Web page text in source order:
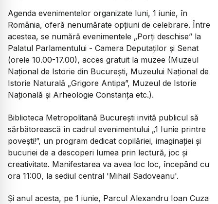
Agenda evenimentelor organizate luni, 1 iunie, în
România, oferă nenumărate opțiuni de celebrare. Între
acestea, se numără evenimentele „Porți deschise” la
Palatul Parlamentului - Camera Deputaților și Senat
(orele 10.00-17.00), acces gratuit la muzee (Muzeul
Național de Istorie din București, Muzeului Național de
Istorie Naturală „Grigore Antipa”, Muzeul de Istorie
Națională și Arheologie Constanța etc.).
Biblioteca Metropolitană București invită publicul să
sărbătorească în cadrul evenimentului „1 Iunie printre
povești!”, un program dedicat copilăriei, imaginației și
bucuriei de a descoperi lumea prin lectură, joc și
creativitate. Manifestarea va avea loc loc, începând cu
ora 11:00, la sediul central 'Mihail Sadoveanu'.
Și anul acesta, pe 1 iunie, Parcul Alexandru Ioan Cuza